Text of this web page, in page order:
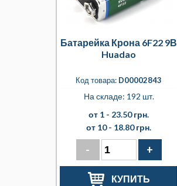
Батарейка Крона 6F22 9В
Huadao
Код товара: D00002843
На складе: 192 шт.
от 1 - 23.50 грн.
от 10 - 18.80 грн.
- +
КУПИТЬ